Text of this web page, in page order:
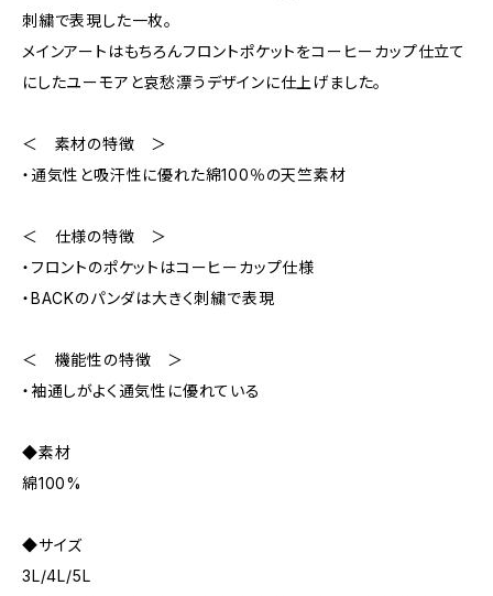
刺繍で表現した一枚。
メインアートはもちろんフロントポケットをコーヒーカップ仕立て
にしたユーモアと哀愁漂うデザインに仕上げました。
＜ 素材の特徴 ＞
・通気性と吸汗性に優れた綿100％の天竺素材
＜ 仕様の特徴 ＞
・フロントのポケットはコーヒーカップ仕様
・BACKのパンダは大きく刺繍で表現
＜ 機能性の特徴 ＞
・袖通しがよく通気性に優れている
◆素材
綿100%
◆サイズ
3L/4L/5L